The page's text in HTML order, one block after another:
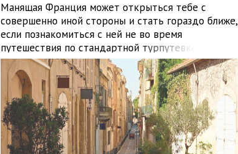
Манящая Франция может открыться тебе с
совершенно иной стороны и стать гораздо ближе,
если познакомиться с ней не во время
путешествия по стандартной турпутевке, а путем
приобретения уникального опыта пусть и
временного, но проживания в этой стране.
Программа Internship France — отличный способ
реализовать подобный замысел!
Профессиональный опыт, возможность стать
частью местного населения, шанс показать […]